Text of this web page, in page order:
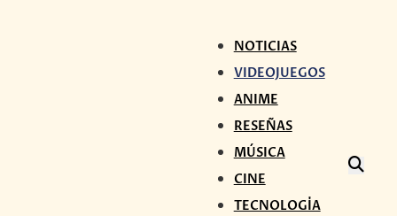
NOTICIAS
VIDEOJUEGOS
ANIME
RESEÑAS
MÚSICA
CINE
TECNOLOGÍA